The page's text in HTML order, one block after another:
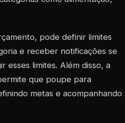
pode definir limites
e receber notificações se
esses limites. Além disso, a
que poupe para
metas e acompanhando